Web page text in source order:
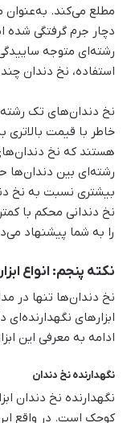
مطلع می‌کند. به‌عنوان
دچار جرم گرفتگی شده
رشته‌ای متوجه
استفاده، نخ دندان
نخ دندان‌های تک
خاطر با قیمت بالاتری
هستند که نخ
رشته‌ای بین دندان‌ها
بیشتری نسبت به نخ
نخ دندانی محکم با
را به شما پیشنهاد
نکته پنجم: انواع
نخ دندان‌ها تنها در
ابزارهای نگهدارنده‌ای
ادامه به معرفی این
نگهدارنده نخ دندان
نگهدارنده نخ دندان
کوچک است. در واقع